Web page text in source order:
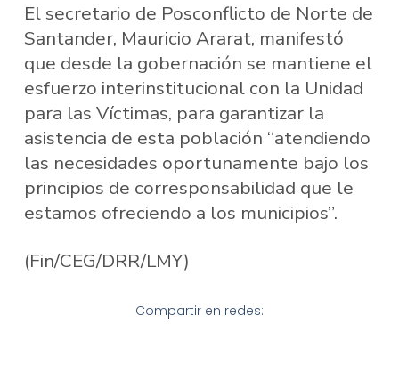
El secretario de Posconflicto de Norte de
Santander, Mauricio Ararat, manifestó
que desde la gobernación se mantiene el
esfuerzo interinstitucional con la Unidad
para las Víctimas, para garantizar la
asistencia de esta población “atendiendo
las necesidades oportunamente bajo los
principios de corresponsabilidad que le
estamos ofreciendo a los municipios”.
(Fin/CEG/DRR/LMY)
Compartir en redes: